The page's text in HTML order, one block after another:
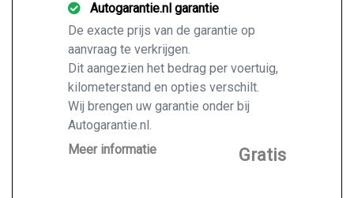
Autogarantie.nl garantie
De exacte prijs van de garantie op
aanvraag te verkrijgen.
Dit aangezien het bedrag per voertuig,
kilometerstand en opties verschilt.
Wij brengen uw garantie onder bij
Autogarantie.nl.
Vraag ons naar de mogelijkheden voor
Meer informatie Gratis